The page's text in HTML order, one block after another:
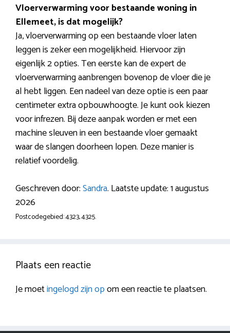
Vloerverwarming voor bestaande woning in
Ellemeet, is dat mogelijk?
Ja, vloerverwarming op een bestaande vloer laten
leggen is zeker een mogelijkheid. Hiervoor zijn
eigenlijk 2 opties. Ten eerste kan de expert de
vloerverwarming aanbrengen bovenop de vloer die je
al hebt liggen. Een nadeel van deze optie is een paar
centimeter extra opbouwhoogte. Je kunt ook kiezen
voor infrezen. Bij deze aanpak worden er met een
machine sleuven in een bestaande vloer gemaakt
waar de slangen doorheen lopen. Deze manier is
relatief voordelig.
Geschreven door:Sandra. Laatste update: 1 augustus
2026
Postcodegebied: 4323, 4325.
Plaats een reactie
Je moetingelogd zijn opom een reactie te plaatsen.